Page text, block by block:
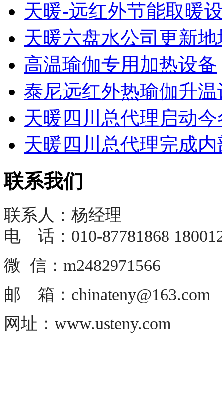
天暖-远红外节能取暖
天暖六盘水公司更新地
高温瑜伽专用加热设备
泰尼远红外热瑜伽升温
天暖四川总代理启动
天暖四川总代理完成
联系我们
联系人：杨经理
电 话：010-87781868
微 信：m2482971566
邮 箱：chinateny@163.com
网址：www.usteny.com